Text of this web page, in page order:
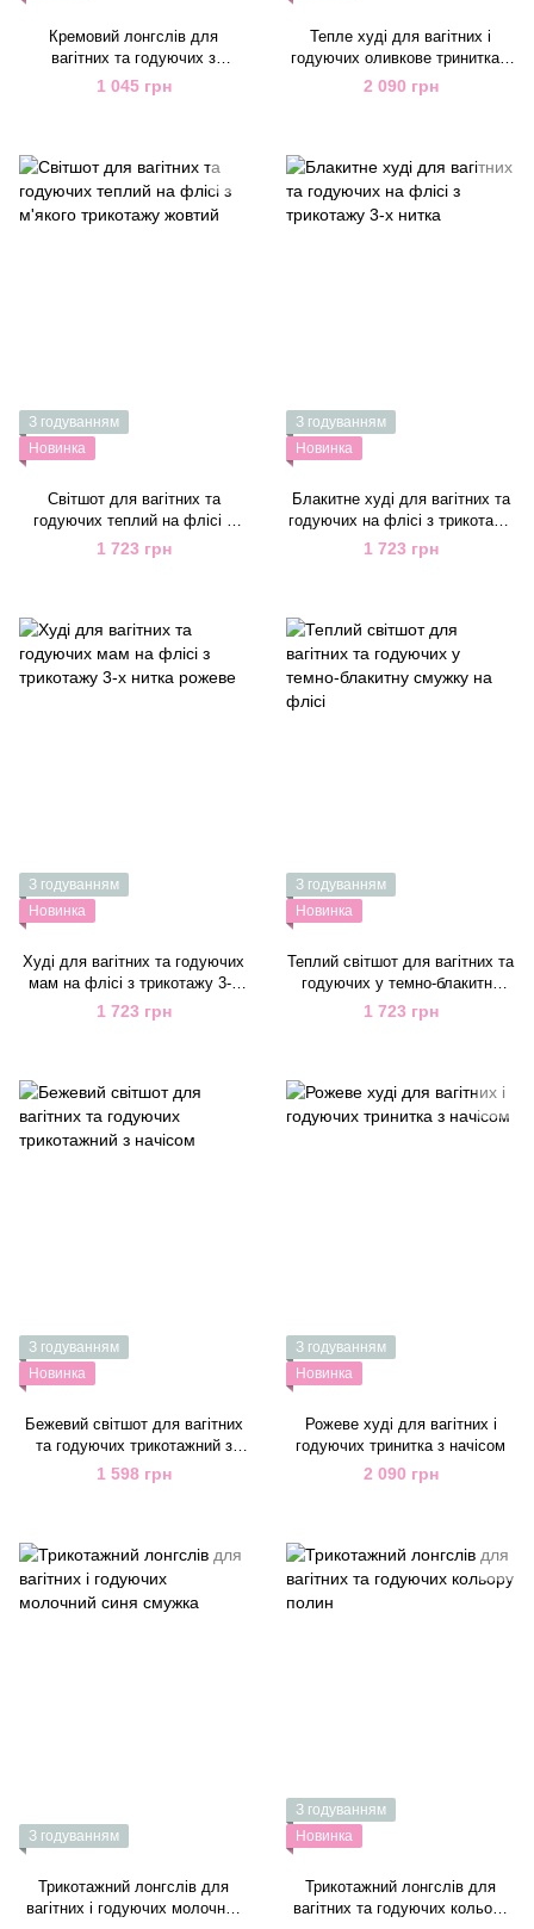
Кремовий лонгслів для
вагітних та годуючих з
бавовняного трикотажу
1 045 грн
Тепле худі для вагітних і
годуючих оливкове тринитка з
начісом
2 090 грн
З годуванням
Новинка
Світшот для вагітних та
годуючих теплий на флісі з
м'якого трикотажу жовтий
1 723 грн
З годуванням
Новинка
Блакитне худі для вагітних та
годуючих на флісі з трикотажу
3-х нитка
1 723 грн
З годуванням
Новинка
Худі для вагітних та годуючих
мам на флісі з трикотажу 3-х
нитка рожеве
1 723 грн
З годуванням
Новинка
Теплий світшот для вагітних та
годуючих у темно-блакитну
смужку на флісі
1 723 грн
З годуванням
Новинка
Бежевий світшот для вагітних
та годуючих трикотажний з
начісом
1 598 грн
З годуванням
Новинка
Рожеве худі для вагітних і
годуючих тринитка з начісом
2 090 грн
З годуванням
Трикотажний лонгслів для
вагітних і годуючих молочний
З годуванням
Новинка
Трикотажний лонгслів для
вагітних та годуючих кольору